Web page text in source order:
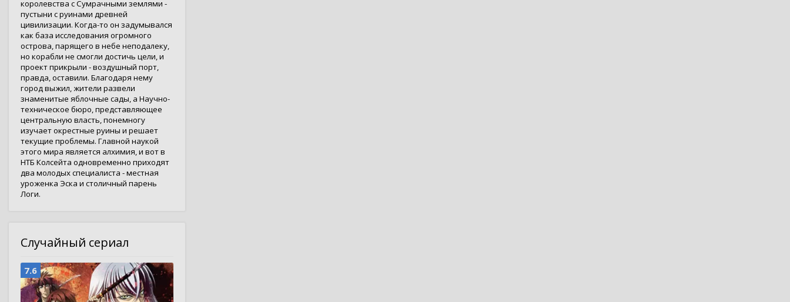
королевства с Сумрачными землями -
пустыни с руинами древней
цивилизации. Когда-то он задумывался
как база исследования огромного
острова, парящего в небе неподалеку,
но корабли не смогли достичь цели, и
проект прикрыли - воздушный порт,
правда, оставили. Благодаря нему
город выжил, жители развели
знаменитые яблочные сады, а Научно-
техническое бюро, представляющее
центральную власть, понемногу
изучает окрестные руины и решает
текущие проблемы. Главной наукой
этого мира является алхимия, и вот в
НТБ Колсейта одновременно приходят
два молодых специалиста - местная
уроженка Эска и столичный парень
Логи.
Случайный сериал
7.6